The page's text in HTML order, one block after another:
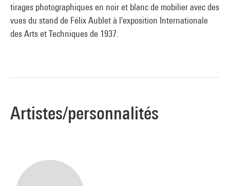
tirages photographiques en noir et blanc de mobilier avec des
vues du stand de Félix Aublet à l'exposition Internationale
des Arts et Techniques de 1937.
Artistes/personnalités